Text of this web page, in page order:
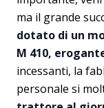
ma il grande
dotato di un
M 410,
incessanti, la
personale si